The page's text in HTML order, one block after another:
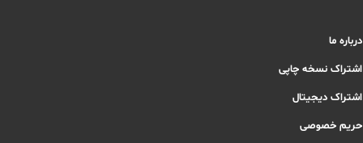
درباره ما
اشتراک نسخه چاپی
اشتراک دیجیتال
حریم خصوصی